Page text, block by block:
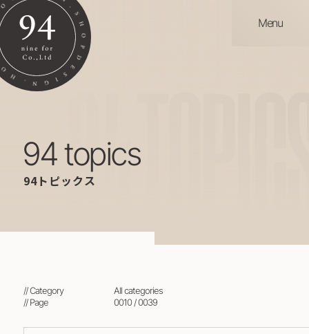
Menu
94
94 topics
94トピックス
// Category
all categories
// Page
0010 / 0039